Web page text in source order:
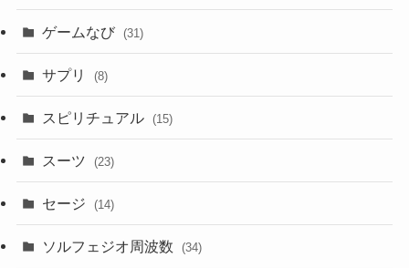
ゲームなび (31)
サプリ (8)
スピリチュアル (15)
スーツ (23)
セージ (14)
ソルフェジオ周波数 (34)